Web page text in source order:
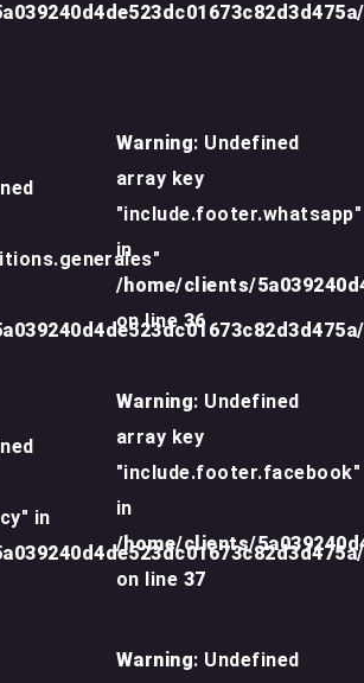
in
Warning: Undefined
array key
"include.footer.whatsapp"
in
/home/clients/
on line36
Warning: Undefined
array key
"include.footer.facebook"
in
/home/clients/
on line 37
Warning: Undefined